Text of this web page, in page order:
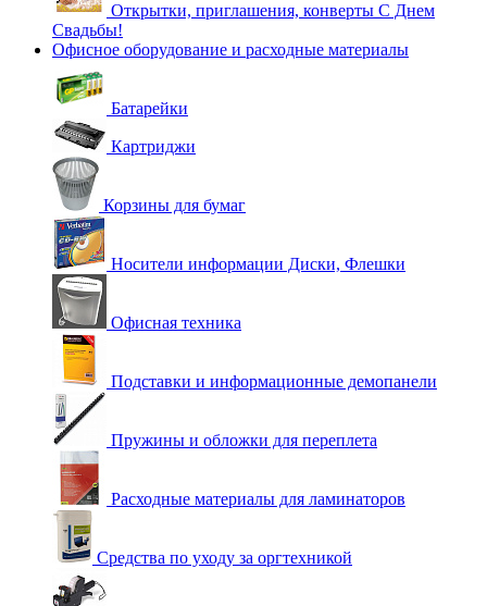
Открытки, приглашения, конверты С Днем
Свадьбы!
Офисное оборудование и расходные материалы
Батарейки
Картриджи
Корзины для бумаг
Носители информации Диски, Флешки
Офисная техника
Подставки и информационные демопанели
Пружины и обложки для переплета
Расходные материалы для ламинаторов
Средства по уходу за оргтехникой